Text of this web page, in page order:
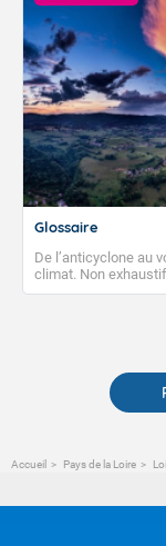
Glossaire
De l’anticyclone au
climat. Non
publications. Vous y
Accueil Pays de la Loire